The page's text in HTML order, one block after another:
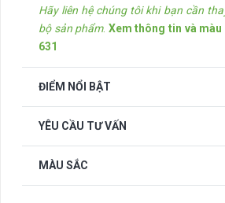
Hãy liên hệ chúng tôi khi bạn cần
bộ sản phẩm. Xem thông tin và màu
631
ĐIỂM NỔI BẬT
YÊU CẦU TƯ VẤN
MÀU SẮC